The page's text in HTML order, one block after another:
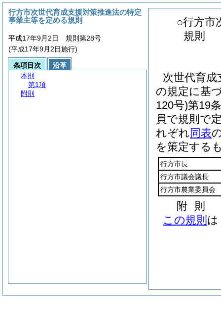
○行方市
規則
次世代育成
の規定に基
120号)第19
員で規則で
れぞれ同表
を策定する
行方市長
行方市議会議長
行方市農業委員会
附 則
この規則 は
行方市次世代育成支援対策推進法の特定
事業主等を定める規則
平成17年9月2日 規則第28号
(平成17年9月2日施行)
条項目次
沿革
本則
第1項
附則